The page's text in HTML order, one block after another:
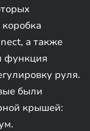
а также
функция
руля.
были
крышей: